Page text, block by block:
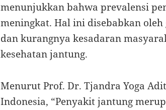
menunjukkan bahwa prevalensi
meningkat. Hal ini disebabkan
dan kurangnya kesadaran
kesehatan jantung.
Menurut Prof. Dr. Tjandra Yoga
Indonesia, “Penyakit jantung